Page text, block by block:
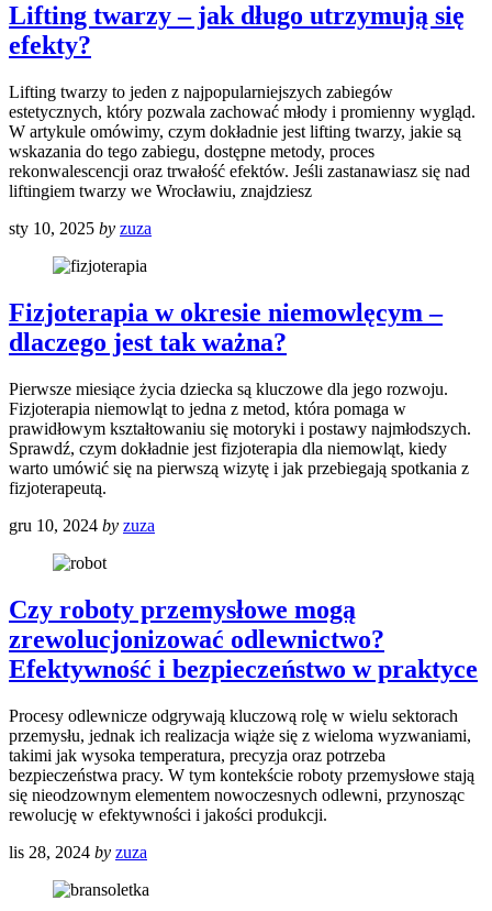
Lifting twarzy – jak długo utrzymują się
efekty?
Lifting twarzy to jeden z najpopularniejszych zabiegów
estetycznych, który pozwala zachować młody i promienny wygląd.
W artykule omówimy, czym dokładnie jest lifting twarzy, jakie są
wskazania do tego zabiegu, dostępne metody, proces
rekonwalescencji oraz trwałość efektów. Jeśli zastanawiasz się nad
liftingiem twarzy we Wrocławiu, znajdziesz
sty 10, 2025 by zuza
Fizjoterapia w okresie niemowlęcym –
dlaczego jest tak ważna?
Pierwsze miesiące życia dziecka są kluczowe dla jego rozwoju.
Fizjoterapia niemowląt to jedna z metod, która pomaga w
prawidłowym kształtowaniu się motoryki i postawy najmłodszych.
Sprawdź, czym dokładnie jest fizjoterapia dla niemowląt, kiedy
warto umówić się na pierwszą wizytę i jak przebiegają spotkania z
fizjoterapeutą.
gru 10, 2024 by zuza
Czy roboty przemysłowe mogą
zrewolucjonizować odlewnictwo?
Efektywność i bezpieczeństwo w praktyce
Procesy odlewnicze odgrywają kluczową rolę w wielu sektorach
przemysłu, jednak ich realizacja wiąże się z wieloma wyzwaniami,
takimi jak wysoka temperatura, precyzja oraz potrzeba
bezpieczeństwa pracy. W tym kontekście roboty przemysłowe stają
się nieodzownym elementem nowoczesnych odlewni, przynosząc
rewolucję w efektywności i jakości produkcji.
lis 28, 2024 by zuza